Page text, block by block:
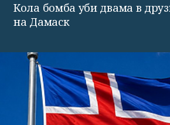
Кола бомба уби двама в
на Дамаск